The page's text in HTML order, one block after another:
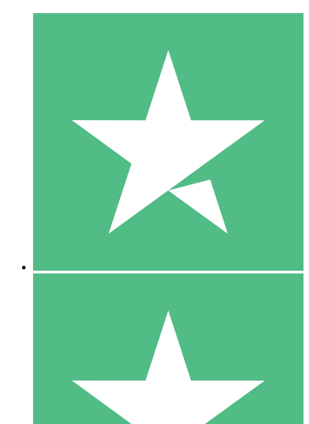
Packs de Crédits Individuels
Payez à l'utilisation avec des crédits de téléchargement. Sans
1 Téléchargement
10 00
10 Téléchargements
20 00